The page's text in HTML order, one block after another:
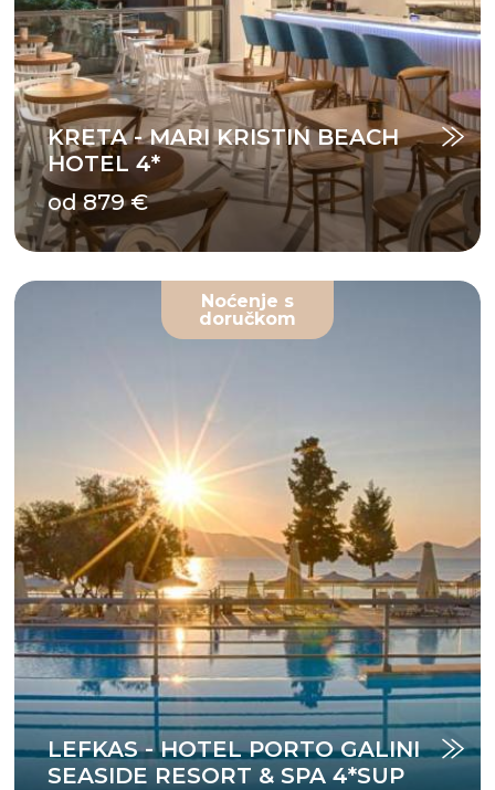
KRETA - MARI KRISTIN BEACH
HOTEL 4*
od 879 €
Noćenje s
doručkom
LEFKAS - HOTEL PORTO GALINI
SEASIDE RESORT & SPA 4*SUP